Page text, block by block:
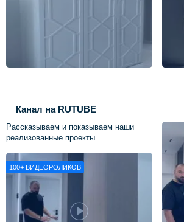
Канал на RUTUBE
Рассказываем и показываем наши
реализованные проекты
100+ ВИДЕОРОЛИКОВ